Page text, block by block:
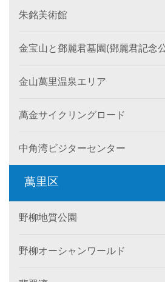
朱銘美術館
金宝山と鄧麗君墓園(鄧麗君記念
金山萬里温泉エリア
萬金サイクリングロード
中角湾ビジターセンター
萬里区
野柳地質公園
野柳オーシャンワールド